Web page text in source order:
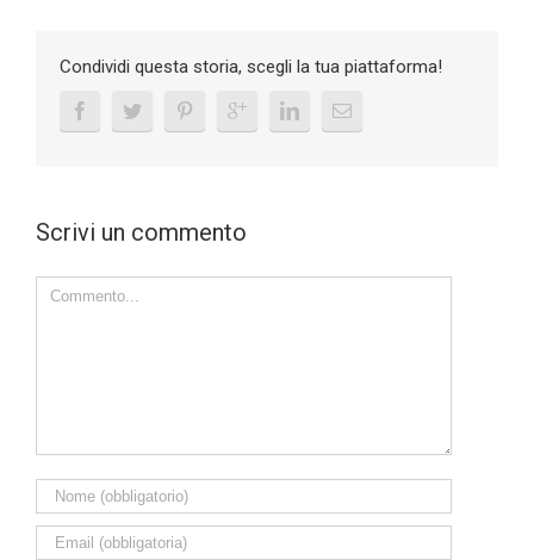
Condividi questa storia, scegli la tua piattaforma!
Scrivi un commento